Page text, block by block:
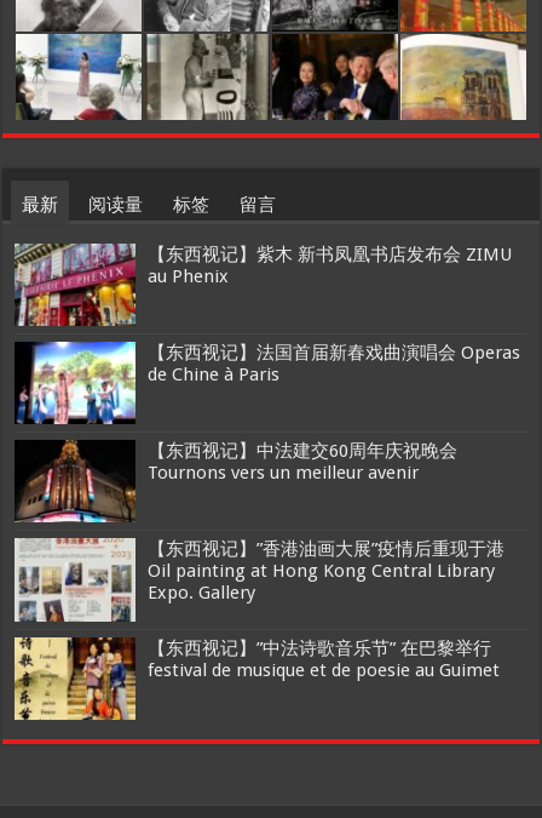
最新 阅读量 标签 留言
【东西视记】紫木 新书凤凰书店发布会 ZIMU
au Phenix
【东西视记】法国首届新春戏曲演唱会 Operas
de Chine à Paris
【东西视记】中法建交60周年庆祝晚会
Tournons vers un meilleur avenir
【东西视记】”香港油画大展”疫情后重现于港
Oil painting at Hong Kong Central Library
Expo. Gallery
【东西视记】”中法诗歌音乐节” 在巴黎举行
festival de musique et de poesie au Guimet